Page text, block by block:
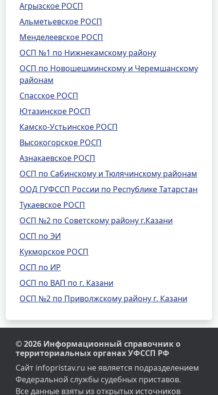
Агрызское РОСП
Альметьевское РОСП
Менделеевское РОСП
ОСП №1 по Нижнекамскому району
ОСП по Новошешминскому и Черемшанскому
районам
Спасское РОСП
Ютазинское РОСП
Камско-Устьинское РОСП
Высокогорское РОСП
Азнакаевское РОСП
ОСП по Сабинскому и Тюлячинскому районам
ООД ГУФССП России по Республике Татарстан
Тукаевское РОСП
ОСП №2 по Советскому району г.Казани
ОСП по ЭИ
Кукморское РОСП
ОСП по ИР
ОСП по ВАП по г. Казани
ОСП №2 по Приволжскому району г. Казани
© 2026 Информационный справочник о
территориальных органах УФССП РФ
Сайт infopristav.ru не является подразделением
Федеральной службы судебных приставов.
Все данные взяты из открытых источников